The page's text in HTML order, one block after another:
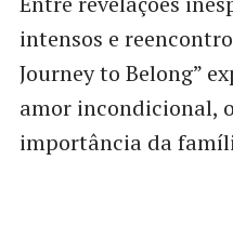
intensos e
Journey to Belong”
amor incondicional,
importância da